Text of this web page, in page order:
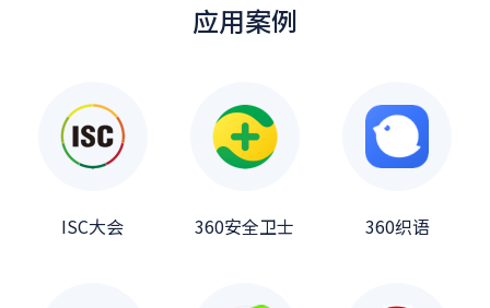
应用案例
ISC大会 360安全卫士 360织语